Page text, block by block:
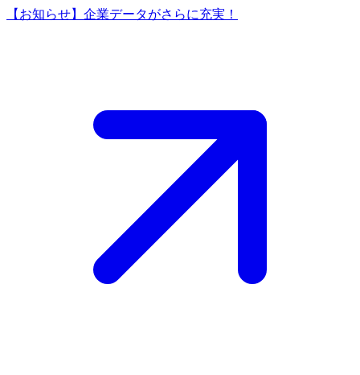
【お知らせ】企業データがさらに充実！